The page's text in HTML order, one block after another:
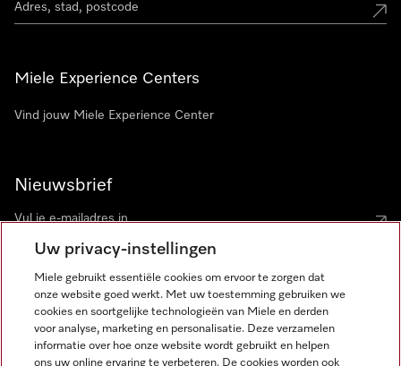
Miele Experience Centers
Vind jouw Miele Experience Center
Nieuwsbrief
Miele op Instagram
Miele op Facebook
Miele op Youtube
Uw privacy-instellingen
Miele gebruikt essentiële cookies om ervoor te zorgen dat
onze website goed werkt. Met uw toestemming gebruiken we
cookies en soortgelijke technologieën van Miele en derden
voor analyse, marketing en personalisatie. Deze verzamelen
informatie over hoe onze website wordt gebruikt en helpen
ons uw online ervaring te verbeteren. De cookies worden ook